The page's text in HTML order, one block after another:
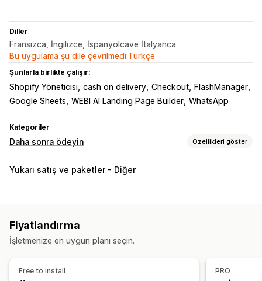
Diller
Fransızca, İngilizce, İspanyolcave İtalyanca
Bu uygulama şu dile çevrilmedi:Türkçe
Şunlarla birlikte çalışır:
Shopify Yöneticisi cash on delivery Checkout
FlashManager
Google Sheets WEBI AI Landing Page Builder WhatsApp
Kategoriler
Daha sonra ödeyin Özellikleri göster
Kapıda ödeme yönetimi
Form özelleştirme
Yazı tipi ve renk
Yukarı satış ve paketler - Diğer
Fiyatlandırma
İşletmenize en uygun planı seçin.
Free to install PRO